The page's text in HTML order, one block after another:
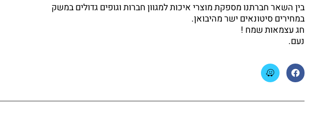
בין השאר חברתנו מספקת מוצרי איכות למגוון חברות וגופים גדולים במשק
במחירים סיטונאים ישר מהיבואן.
חג עצמאות שמח !
נעם.